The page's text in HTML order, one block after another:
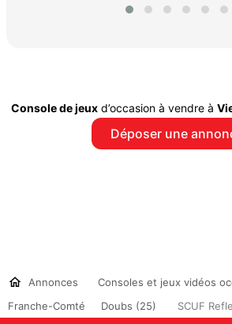
Console de jeuxd’occasion à vendre à
Déposer une
Annonces
Consoles et jeux vidéos
Franche-Comté
Doubs (25) SCUF